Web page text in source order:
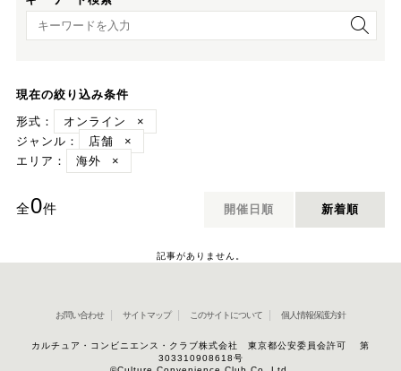
キーワード検索
現在の絞り込み条件
形式：
オンライン
×
ジャンル：
店舗
×
エリア：
海外 ×
全0件 開催日順 新着順
記事がありません。
お問い合わせ サイトマップ このサイトについて 個人情報保護方針
カルチュア・コンビニエンス・クラブ株式会社 東京都公安委員会許可 第
303310908618号